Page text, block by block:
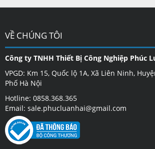
VỀ CHÚNG TÔI
Công ty TNHH Thiết Bị Công Nghiệp Phúc
VPGD: Km 15, Quốc lộ 1A, Xã Liên Ninh,
Phố Hà Nội
Hotline: 0858.368.365
Email: sale.phucluanhai@gmail.com